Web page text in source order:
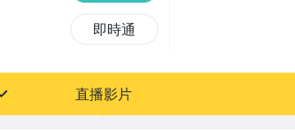
即時通
直播影片